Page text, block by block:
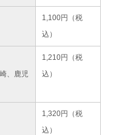
1,100円（税
込）
、鹿児
1,210円（税
込）
1,320円（税
込）